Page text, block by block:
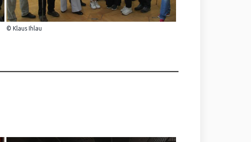
© Klaus Ihlau